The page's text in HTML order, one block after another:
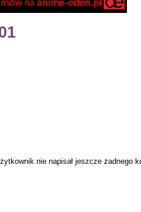
nie napisał jeszcze żadnego